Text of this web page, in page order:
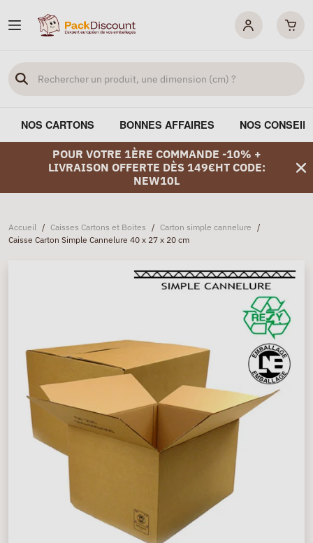
NOS CARTONS BONNES AFFAIRES NOS
POUR VOTRE 1ÈRE COMMANDE -10% +
LIVRAISON OFFERTE DÈS 149€HT CODE:
NEW10L
Accueil / Caisses Cartons et Boites / Carton simple cannelure /
Caisse Carton Simple Cannelure 40 x 27 x 20 cm